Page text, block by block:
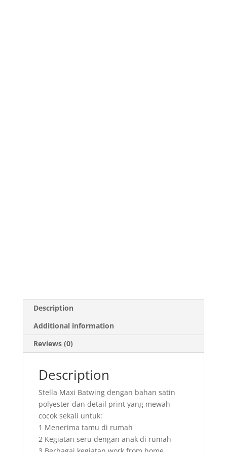
Description
Additional information
Reviews (0)
Description
Stella Maxi Batwing dengan bahan satin
polyester dan detail print yang mewah
cocok sekali untuk:
1 Menerima tamu di rumah
2 Kegiatan seru dengan anak di rumah